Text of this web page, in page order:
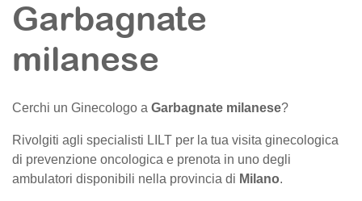
Garbagnate
milanese
Cerchi un Ginecologo a Garbagnate milanese?
Rivolgiti agli specialisti LILT per la tua visita ginecologica
di prevenzione oncologica e prenota in uno degli
ambulatori disponibili nella provincia di Milano.